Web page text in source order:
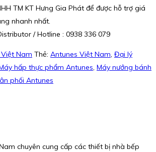
TM KT Hưng Gia Phát để được hỗ trợ giá
nhanh nhất.
/ Hotline : 0938 336 079
Nam Thẻ: Antunes Việt Nam, Đại lý
hấp thực phẩm Antunes, Máy nướng bánh
phối Antunes
chuyên cung cấp các thiết bị nhà bếp